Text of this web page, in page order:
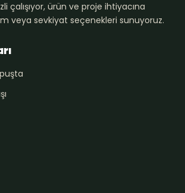
çalışıyor, ürün ve proje ihtiyacına
veya sevkiyat seçenekleri sunuyoruz.